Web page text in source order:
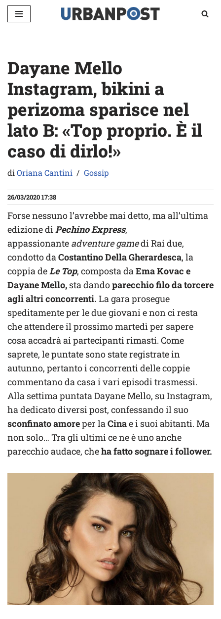
Dayane Mello
Instagram, bikini a
perizoma sparisce nel
lato B: «Top proprio. È il
caso di dirlo!»
diOriana Cantini Gossip
26/03/2020 17:38
Forse nessuno l’avrebbe mai detto, ma all’ultima
edizione diPechino Express,
appassionante adventure gamedi Rai due,
condotto daCostantino Della Gherardesca, la
coppia deLe Top, composta daEma Kovac e
Dayane Mello, sta dandoparecchio filo da torcere
agli altri concorrenti. La gara prosegue
speditamente per le due giovani e non ci resta
che attendere il prossimo martedì per sapere
cosa accadrà ai partecipanti rimasti. Come
saprete, le puntate sono state registrate in
autunno, pertanto i concorrenti delle coppie
commentano da casa i vari episodi trasmessi.
Alla settima puntata Dayane Mello, su Instagram,
ha dedicato diversi post, confessando il suo
sconfinato amoreper laCinae i suoi abitanti. Ma
non solo… Tra gli ultimi ce ne è uno anche
parecchio audace, cheha fatto sognare i follower.